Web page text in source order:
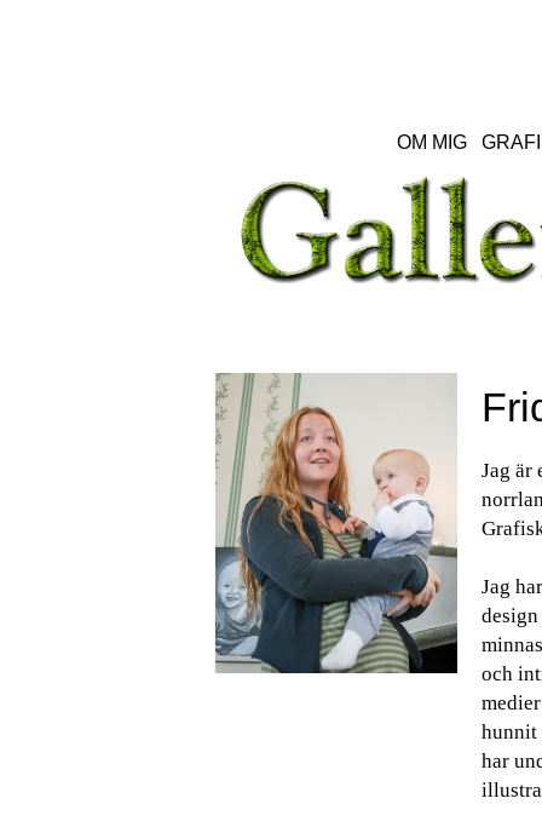
OM MIG
Jag är
Jag
design
och
hunnit
har